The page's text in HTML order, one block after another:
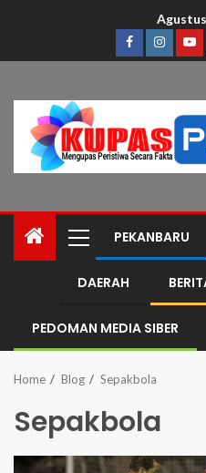
PEKANBARU
DAERAH
PEDOMAN MEDIA SIBER
Home Blog Sepakbola
Sepakbola